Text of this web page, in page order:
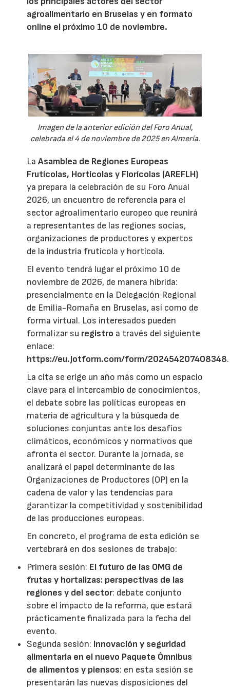
agroalimentario en Bruselas y en formato
online el próximo 10 de noviembre.
Imagen de la anterior edición del Foro Anual,
celebrada el 4 de noviembre de 2025 en Almería.
LaAsamblea de Regiones Europeas
Frutícolas, Hortícolas y Florícolas (AREFLH)
ya prepara la celebración de su Foro Anual
2026, un encuentro de referencia para el
sector agroalimentario europeo que reunirá
a representantes de las regiones socias,
organizaciones de productores y expertos
de la industria frutícola y hortícola.
El evento tendrá lugar el próximo 10 de
noviembre de 2026, de manera híbrida:
presencialmente en la Delegación Regional
de Emilia-Romaña en Bruselas, así como de
forma virtual. Los interesados pueden
formalizar su registro a través del siguiente
enlace:
https://eu.jotform.com/form/202454207408348.
La cita se erige un año más como un espacio
clave para el intercambio de conocimientos,
el debate sobre las políticas europeas en
materia de agricultura y la búsqueda de
soluciones conjuntas ante los desafíos
climáticos, económicos y normativos que
afronta el sector. Durante la jornada, se
analizará el papel determinante de las
Organizaciones de Productores (OP) en la
cadena de valor y las tendencias para
garantizar la competitividad y sostenibilidad
de las producciones europeas.
En concreto, el programa de esta edición se
vertebrará en dos sesiones de trabajo:
Primera sesión: El futuro de las OMG de
frutas y hortalizas: perspectivas de las
regiones y del sector: debate conjunto
sobre el impacto de la reforma, que estará
prácticamente finalizada para la fecha del
evento.
Segunda sesión: Innovación y seguridad
alimentaria en el nuevo Paquete Ómnibus
de alimentos y piensos: en esta sesión se
presentarán las nuevas disposiciones del